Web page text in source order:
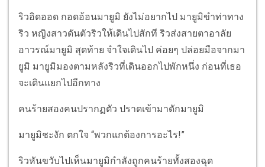
ริวอิดออด กอดอ้อนมายูมิ ยังไม่อยากไป มายูมิขำท่าทาง
ริว หญิงสาวดันตัวริวให้เดินไปสักที ริวส่งสายตาอาลัย
อาวรณ์มายูมิ สุดท้าย จำใจเดินไป ค่อยๆ ปล่อยมือจากมา
ยูมิ มายูมิมองตามหลังริวที่เดินออกไปพักหนึ่ง ก่อนที่เธอ
จะเดินแยกไปอีกทาง
คนร้ายสองคนปรากฏตัว ปราดเข้ามาดักมายูมิ
มายูมิชะงัก ตกใจ “พวกแกต้องการอะไร!”
ริวหันขวับไปเห็นมายูมิกำลังถูกคนร้ายทั้งสองฉุด